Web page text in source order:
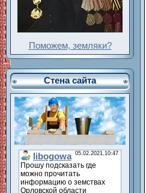
Поможем, земляки?
Стена сайта